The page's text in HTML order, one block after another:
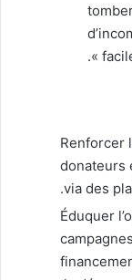
Renforcer
donateurs
via des
Éduquer